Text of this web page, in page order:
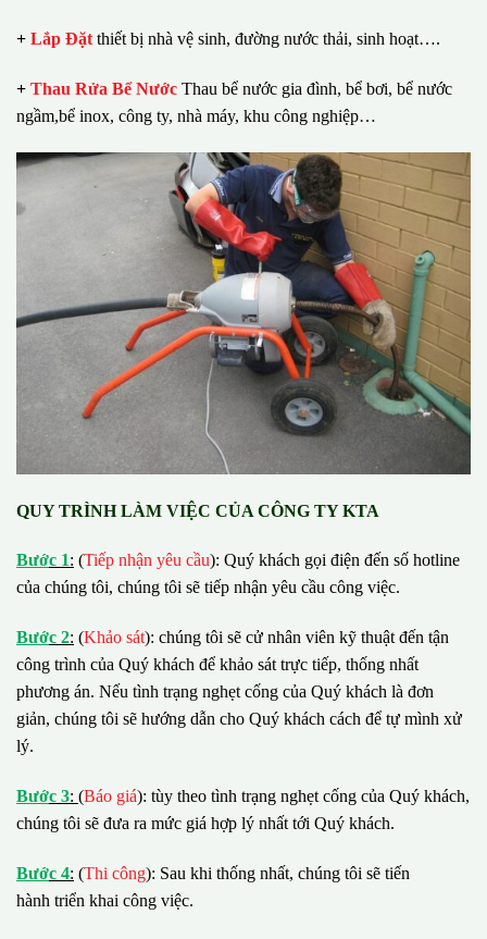
+ Lắp Đặt thiết bị nhà vệ sinh, đường nước thải, sinh hoạt….
+ Thau Rửa Bể Nước Thau bể nước gia đình, bể bơi, bể nước
ngầm,bể inox, công ty, nhà máy, khu công nghiệp…
QUY TRÌNH LÀM VIỆC CỦA CÔNG TY KTA
Bước 1: (Tiếp nhận yêu cầu): Quý khách gọi điện đến số hotline
của chúng tôi, chúng tôi sẽ tiếp nhận yêu cầu công việc.
Bước 2: (Khảo sát): chúng tôi sẽ cử nhân viên kỹ thuật đến tận
công trình của Quý khách để khảo sát trực tiếp, thống nhất
phương án. Nếu tình trạng nghẹt cống của Quý khách là đơn
giản, chúng tôi sẽ hướng dẫn cho Quý khách cách để tự mình xử
lý.
Bước 3: (Báo giá): tùy theo tình trạng nghẹt cống của Quý khách,
chúng tôi sẽ đưa ra mức giá hợp lý nhất tới Quý khách.
Bước 4: (Thi công): Sau khi thống nhất, chúng tôi sẽ tiến
hành triển khai công việc.